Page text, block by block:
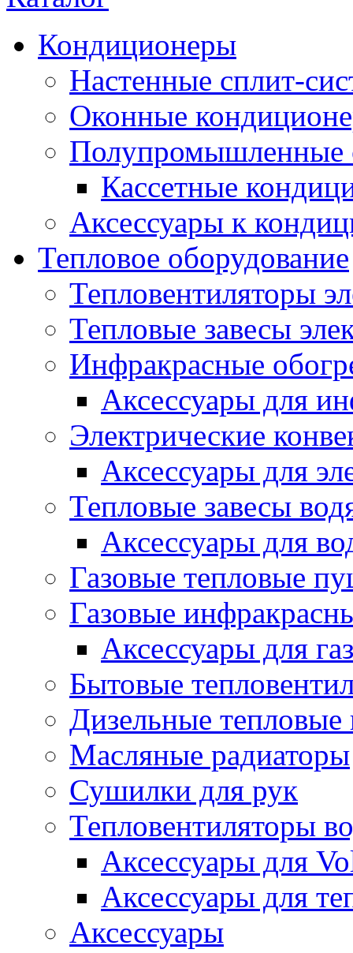
Кондиционеры
Настенные сплит-
Оконные
Полупромышленные
Кассетные
Аксессуары к
Тепловое оборудование
Тепловентиляторы
Тепловые завесы
Инфракрасные
Аксессуары для
Электрические
Аксессуары для
Тепловые завесы
Аксессуары для
Газовые тепловые
Газовые
Аксессуары для
Бытовые
Дизельные
Масляные радиаторы
Сушилки для рук
Тепловентиляторы
Аксессуары для
Аксессуары для
Аксессуары